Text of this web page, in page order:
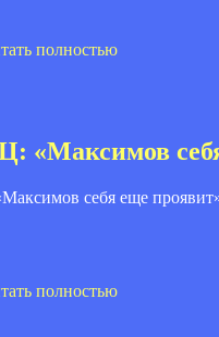
полностью
полностью